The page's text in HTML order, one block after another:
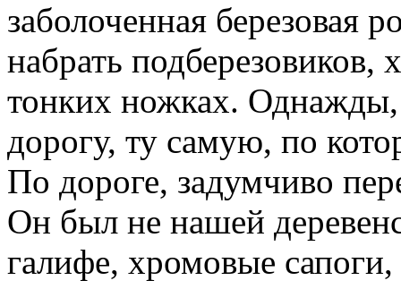
заболоченная березовая
набрать подберезовиков,
тонких ножках.
дорогу, ту самую, по
По дороге, задумчиво
Он был не нашей
галифе, хромовые